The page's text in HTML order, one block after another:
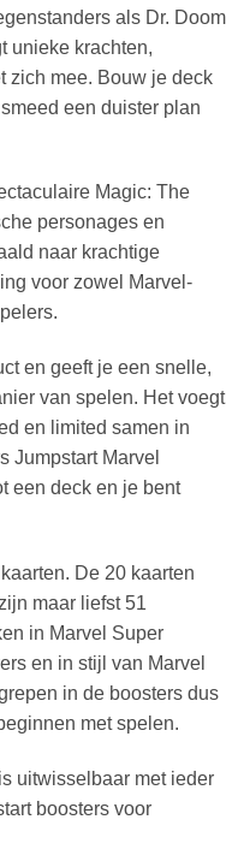
als Dr. Doom
unieke krachten,
zich mee. Bouw je deck
een duister plan
Magic: The
personages en
naar krachtige
voor zowel Marvel-
en geeft je een snelle,
van spelen. Het voegt
en limited samen in
Jumpstart Marvel
een deck en je bent
De 20 kaarten
maar liefst 51
in Marvel Super
en in stijl van Marvel
in de boosters dus
met spelen.
uitwisselbaar met ieder
boosters voor